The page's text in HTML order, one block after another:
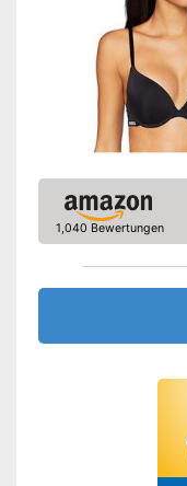
1,040 Bewertungen